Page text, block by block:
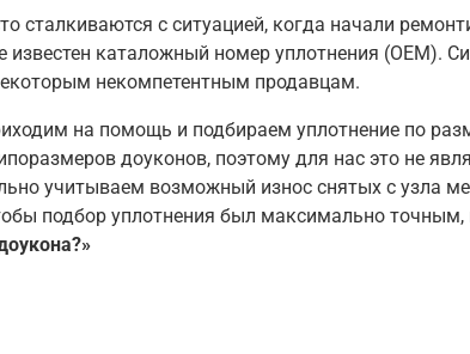
сталкиваются с ситуацией, когда начали
известен каталожный номер уплотнения (OEM).
некомпетентным продавцам.
на помощь и подбираем уплотнение по
доуконов, поэтому для нас это не
учитываем возможный износ снятых с узла
подбор уплотнения был максимально